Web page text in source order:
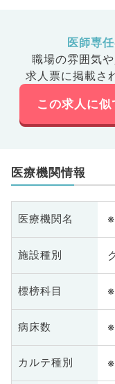
医師専
職場の雰囲気や
求人票に掲載さ
この求人に
医療機関情報
医療機関名
施設種別
標榜科目
病床数
カルテ種別